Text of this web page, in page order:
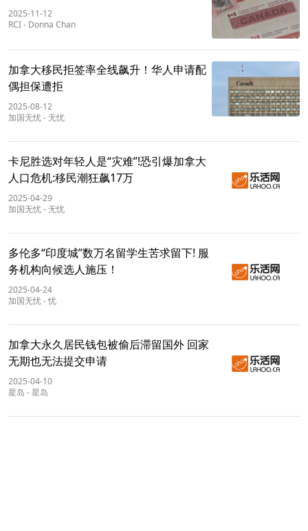
2025-11-12
RCI- Donna Chan
加拿大移民拒签率全线飙升！华人申请配
偶担保遭拒
2025-08-12
加国无忧-无忧
卡尼胜选对年轻人是“灾难”!恐引爆加拿大
人口危机:移民潮狂飙17万
2025-04-29
加国无忧-无忧
多伦多“印度城”数万名留学生苦求留下! 服
务机构向候选人施压！
2025-04-24
加国无忧-忧
加拿大永久居民钱包被偷后滞留国外 回家
无期也无法提交申请
2025-04-10
星岛 -星岛